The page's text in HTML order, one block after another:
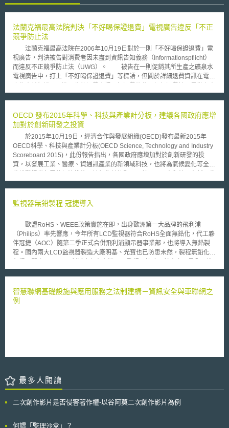
法蘭克福最高法院判決「不好喝保證退費」電視廣告違反「不正
競爭防止法
法蘭克福最高法院在2006年10月19日對於一則「不好喝保證退費」電
視廣告，判決被告對消費者因未盡到資訊告知義務（Informationspflicht）
而違反不正競爭防止法（UWG）。 被告在一則促銷其所生產之礦泉水
電視廣告中，打上「不好喝保證退費」等標語，但關於詳細退費資訊在電視
特瓶瓶身，需待消費者將此標籤撕下，才得以看到相關的退費資訊。原告是
具備權利能力之工商團體」（Wettwerbsverband）；原告認為被告違反
「不正競爭防止法（UWG）」第4條第4款之規定：「未清楚標示引起消費
者購買決心之促銷佸動的條件」。 法蘭克福最高法院（OLG Frankfurt
a.M.）首先確認被告所刊登之「不好喝保證退費」電視廣告已經符合不正競
爭防止法第4條第4款「促銷活動」之構成要件。再者，法院認為在被告所刊
登之電視廣告及附在產品瓶身之退費條件標籤並不足以使消費者明確得知退
費資訊。被告抗辯，基於現實因素，並無法將具體的保證退費條件一一細數
到相關的退費資訊，亦無法補正被告在電視廣告中未盡到告知義務之缺失。
則，而在電子媒體廣告中忽略不提，是否有不實廣告及消費者權益如何保障
OECD 發布2015年科學、科技與產業計分板，建議各國政府應增
加對於創新研發之投資
於2015年10月19日，經濟合作與發展組織(OECD)發布最新2015年
OECD科學、科技與產業計分板(OECD Science, Technology and Industry
Scoreboard 2015)，此份報告指出，各國政府應增加對於創新研發的投
資，以發展工業、醫療、資通訊產業的新領域科技，也將為氣候變化等全球
突破性科技方面具領先地位，即智慧製造材料、健康、資通訊技術這些有潛
2000年以來，韓國的公共研發支出增加二倍之多，2014年GDP佔比達
經濟體公共研發GDP佔比平均水平低於0.7%。 於2010-12年間，在智
慧製造材料、健康和新一代資通訊技術領域，在歐洲和美國申請專利家族
(patent families)中，美國、日本和韓國共佔到65%以上，接著是德國、法
國與中國。2005-07年，韓國在這三個領域的專利家族申請數表現出最為強
勁。在資通訊技術領域，韓國正致力於推動智慧聯網技術，歐盟是量子計
2.7%，達1.1萬億美元，但其GDP佔比與2012年相同，為2.4%。這一增長
新不止依靠研發上的投入，也依靠互補性資產，如軟體、設計和人力資本，
即知識資本（knowledge-based capital, KBC）。知識資本投入已證實可抵
有必要保持對更具開放性的“基礎研究”的投入，始能激發與一些潛在用戶相
監視器無鉛製程 冠捷導入
歐盟RoHS、WEEE政策實施在即，出身歐洲第一大品牌的飛利浦
（Philips）率先響應，今年所有LCD監視器符合RoHS全面無鉛化，代工夥
伴冠捷（AOC）隨第二季正式合併飛利浦顯示器事業部，也將導入無鉛製
程。國內兩大LCD監視器製造大廠明基、光寶也已防患未然，製程無鉛化製
展無鉛化產品線，W、P、B、S四大系列全面符合歐盟RoHS規定，鉛含量
監視器製造大廠冠捷（AOC）已和飛利浦已簽訂顯示器事業部併購意向書，
第二季起將正式啟動合併機制，而飛利浦在台灣僅留下採購、行政、台灣行
畫。
智慧聯網基礎設施與應用服務之法制建構－資訊安全與車聯網之
例
最多人閱讀
二次創作影片是否侵害著作權-以谷阿莫二次創作影片為例
何謂「監理沙盒」？